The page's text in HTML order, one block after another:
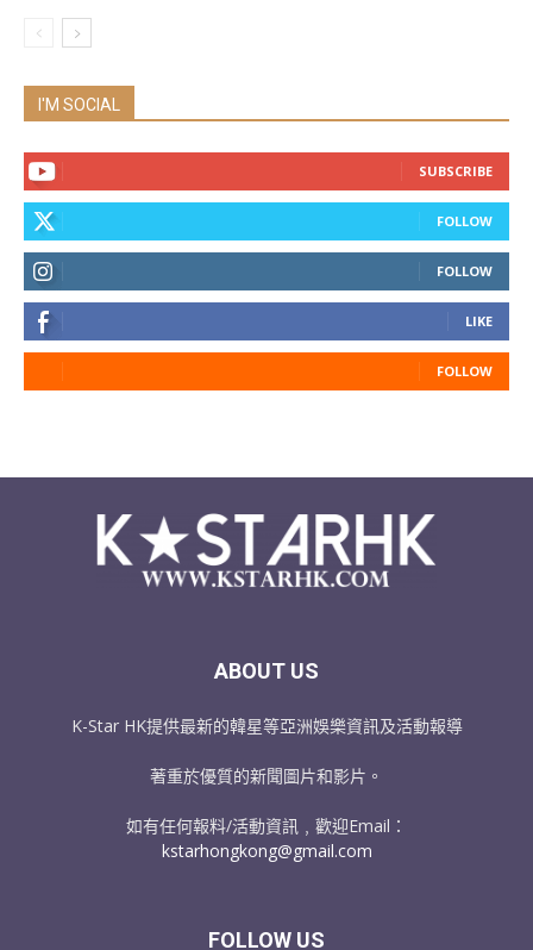
I'M SOCIAL
SUBSCRIBE
FOLLOW
FOLLOW
LIKE
FOLLOW
ABOUT US
K-Star HK提供最新的韓星等亞洲娛樂資訊及活動報導
著重於優質的新聞圖片和影片。
如有任何報料/活動資訊﹐歡迎Email：
kstarhongkong@gmail.com
FOLLOW US